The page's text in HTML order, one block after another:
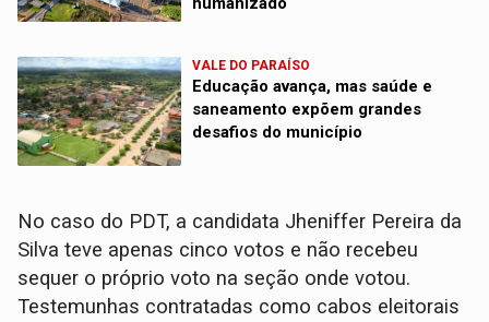
VALE DO PARAÍSO
Educação avança, mas saúde e
saneamento expõem grandes
desafios do município
No caso do PDT, a candidata Jheniffer Pereira da
Silva teve apenas cinco votos e não recebeu
sequer o próprio voto na seção onde votou.
Testemunhas contratadas como cabos eleitorais